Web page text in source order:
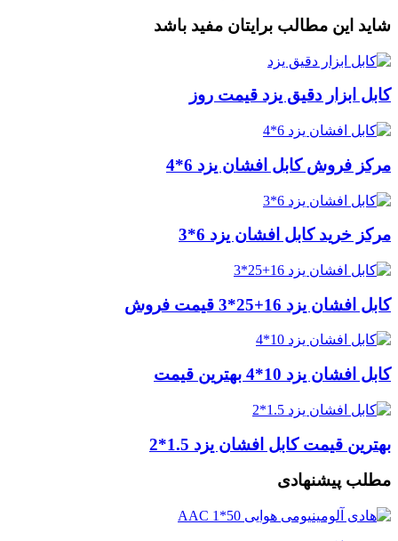
شاید این مطالب برایتان مفید باشد
کابل ابزار دقیق یزد قیمت روز
مرکز فروش کابل افشان یزد 6*4
مرکز خرید کابل افشان یزد 6*3
کابل افشان یزد 16+25*3 قیمت فروش
کابل افشان یزد 10*4 بهترین قیمت
بهترین قیمت کابل افشان یزد 1.5*2
مطلب پیشنهادی